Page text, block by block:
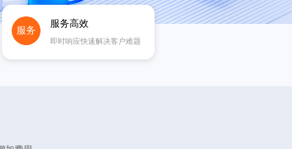
服务
服务高效
即时响应快速解决客户难题